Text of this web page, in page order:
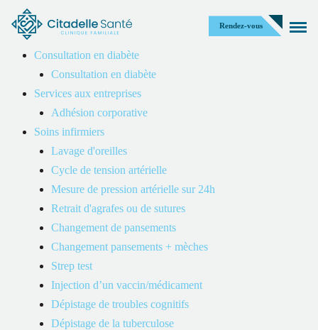
Rendez-vous
Consultation en diabète
Consultation en diabète
Services aux entreprises
Adhésion corporative
Soins infirmiers
Lavage d'oreilles
Cycle de tension artérielle
Mesure de pression artérielle sur 24h
Retrait d'agrafes ou de sutures
Changement de pansements
Changement pansements + mèches
Strep test
Injection d’un vaccin/médicament
Dépistage de troubles cognitifs
Dépistage de la tuberculose
Notre équipe
Nos professionnels